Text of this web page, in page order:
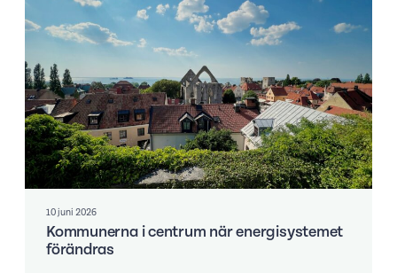
10 juni 2026
Kommunerna i centrum när energisystemet
förändras